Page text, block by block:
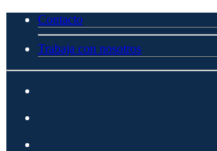
Contacto
Trabaja con nosotros